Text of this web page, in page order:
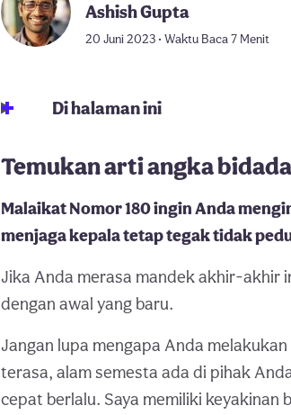
Ashish Gupta
20 Juni 2023 • Waktu Baca 7 Menit
Di halaman ini
Temukan arti angka
Malaikat Nomor 180 ingin Anda
menjaga kepala tetap tegak tidak
Jika Anda merasa mandek akhir-akhir
dengan awal yang baru.
Jangan lupa mengapa Anda
terasa, alam semesta ada di pihak
cepat berlalu. Saya memiliki keyakinan